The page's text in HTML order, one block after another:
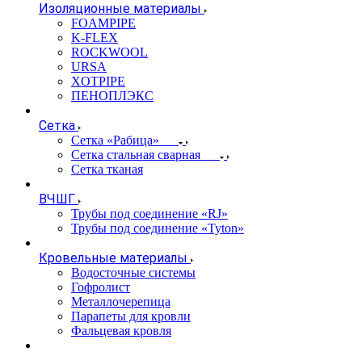
Изоляционные материалы
FOAMPIPE
K-FLEX
ROCKWOOL
URSA
XOTPIPE
ПЕНОПЛЭКС
Сетка
Сетка «Рабица»
Сетка стальная сварная
Сетка тканая
ВЧШГ
Трубы под соединение «RJ»
Трубы под соединение «Tyton»
Кровельные материалы
Водосточные системы
Гофролист
Металлочерепица
Парапеты для кровли
Фальцевая кровля